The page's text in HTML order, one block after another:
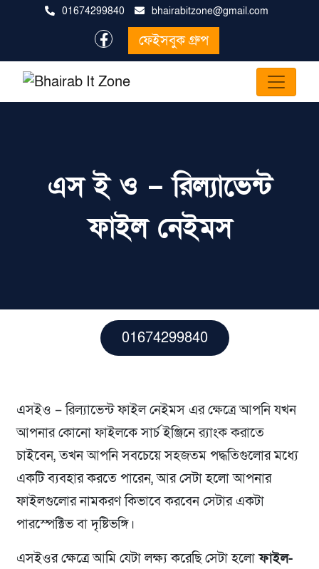
01674299840 bhairabitzone@gmail.com
ফেইসবুক গ্রুপ
এস ই ও – রিল্যাভেন্ট
ফাইল নেইমস
01674299840
এসইও – রিল্যাভেন্ট ফাইল নেইমস এর ক্ষেত্রে আপনি যখন
আপনার কোনো ফাইলকে সার্চ ইঞ্জিনে র‍্যাংক করাতে
চাইবেন, তখন আপনি সবচেয়ে সহজতম পদ্ধতিগুলোর মধ্যে
একটি ব্যবহার করতে পারেন, আর সেটা হলো আপনার
ফাইলগুলোর নামকরণ কিভাবে করবেন সেটার একটা
পারস্পেক্টিভ বা দৃষ্টিভঙ্গি।
এসইওর ক্ষেত্রে আমি যেটা লক্ষ্য করেছি সেটা হলোফাইল-